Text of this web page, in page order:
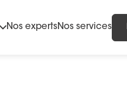
Nos expertsNos services